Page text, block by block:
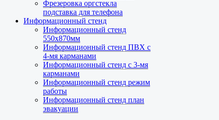
Фрезеровка оргстекла
подставка для телефона
Информационный стенд
Информационный стенд
550х870мм
Информационный стенд ПВХ с
4-мя карманами
Информационный стенд с 3-мя
карманами
Информационный стенд режим
работы
Информационный стенд план
эвакуации